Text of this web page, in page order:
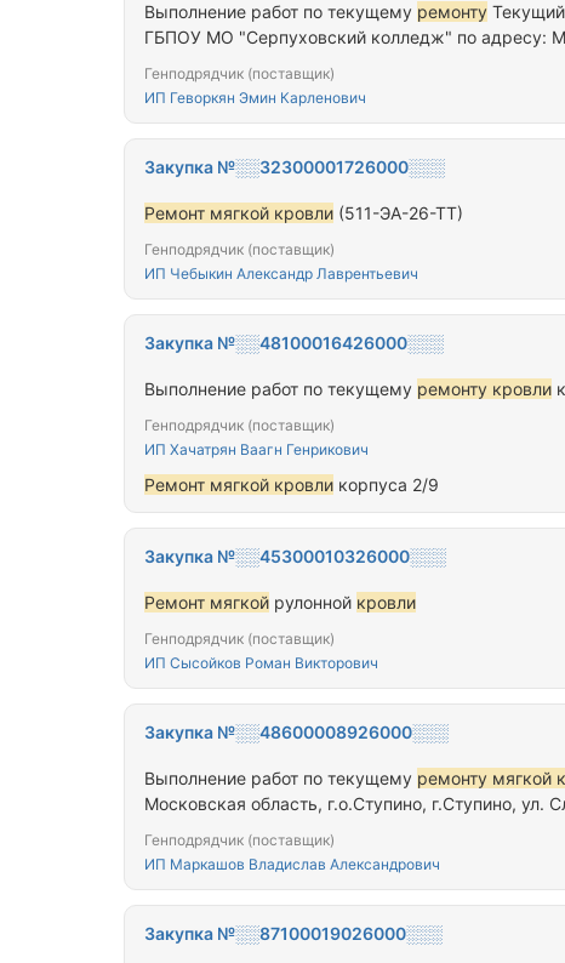
Выполнение работ по текущему ремонту Текущий
ГБПОУ МО "Серпуховский колледж" по адресу:
Генподрядчик (поставщик)
ИП Геворкян Эмин Карленович
Закупка №░░32300001726000░░░
Ремонт мягкой кровли (511-ЭА-26-ТТ)
Генподрядчик (поставщик)
ИП Чебыкин Александр Лаврентьевич
Закупка №░░48100016426000░░░
Выполнение работ по текущему ремонту кровли
Генподрядчик (поставщик)
ИП Хачатрян Ваагн Генрикович
Ремонт мягкой кровли корпуса 2/9
Закупка №░░45300010326000░░░
Ремонт мягкой рулонной кровли
Генподрядчик (поставщик)
ИП Сысойков Роман Викторович
Закупка №░░48600008926000░░░
Выполнение работ по текущему ремонту мягкой
Московская область, г.о.Ступино, г.Ступино, ул.
Генподрядчик (поставщик)
ИП Маркашов Владислав Александрович
Закупка №░░87100019026000░░░